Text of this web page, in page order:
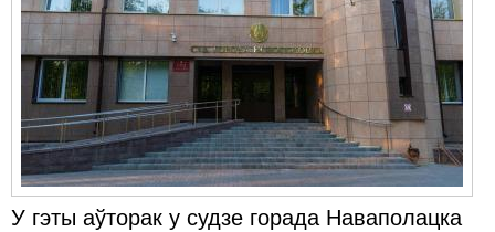
У гэты аўторак у судзе горада Наваполацка
Затрыманьні
Карная псыхіятрыя
КПЧ ААН
Культурныя правы
ЛПП